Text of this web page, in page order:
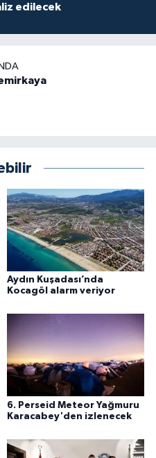
edilecek
Aydın Kuşadası’nda
Kocagöl alarm veriyor
6. Perseid Meteor Yağmuru
Karacabey'den izlenecek